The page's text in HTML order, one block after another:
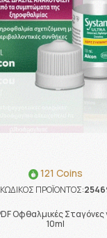
121 Coins
ΚΩΔΙΚΟΣ ΠΡΟΪΟΝΤΟΣ:
Οφθαλμικές
10ml